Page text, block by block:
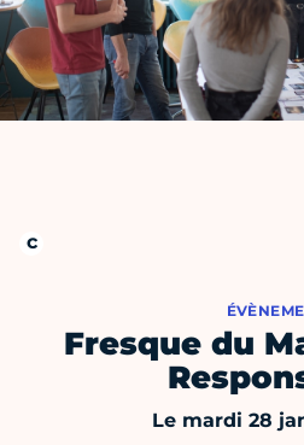
Fresque du
Le mardi 28